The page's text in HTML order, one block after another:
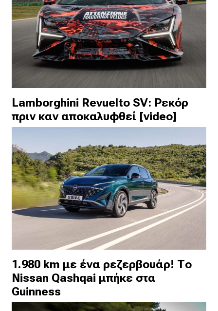
Lamborghini Revuelto SV: Ρεκόρ
πριν καν αποκαλυφθεί [video]
1.980 km με ένα ρεζερβουάρ! Το
Nissan Qashqai μπήκε στα
Guinness